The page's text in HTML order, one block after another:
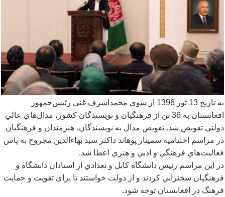
به تاريخ 13 ثور 1396 از سوي محمداشرف غني رئيس
جمهور
افغانستان به 36 تن از فرهنگيان و نويسندگان کشور، مدال
هاي عالي
دولتي تفويض شد. تفويض مدال به نويسندگان، هنرمندان و فرهنگيان
در مراسم اختتامية سمينار پوهاند داکتر سيد بهاءالدين مجروح به پاس
فعاليتهاي فرهنگي و ادبي و هنري اعطا شد.
در اين مراسم رئيس دانشگاه کابل و تعدادي از استادان دانشگاه و
فرهنگيان سخنراني کردند و از دولت خواستند تا براي تقويت و حمايت
فرهنگ در افغانستان توجه شود.